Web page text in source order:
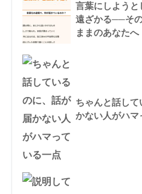
言葉にしようと
遠ざかる──そ
ままのあなたへ
ちゃんと話し
かない人がハマ